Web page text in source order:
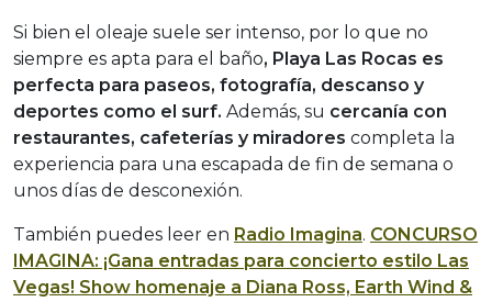
Si bien el oleaje suele ser intenso, por lo que no
siempre es apta para el baño, Playa Las Rocas es
perfecta para paseos, fotografía, descanso y
deportes como el surf. Además, su cercanía con
restaurantes, cafeterías y miradores completa la
experiencia para una escapada de fin de semana o
unos días de desconexión.
También puedes leer en Radio Imagina. CONCURSO
IMAGINA: ¡Gana entradas para concierto estilo Las
Vegas! Show homenaje a Diana Ross, Earth Wind &